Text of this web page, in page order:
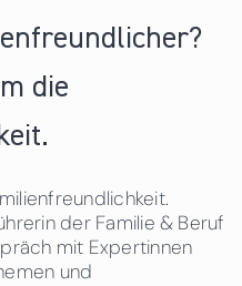
die
der Familie & Beruf
mit Expertinnen
und